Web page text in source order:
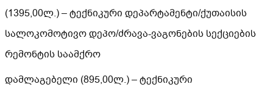
(1395,00ლ.) – ტექნიკური დეპარტამენტი/ქუთაისის
სალოკომოტივო დეპო/ძრავა-ვაგონების სექციების
რემონტის საამქრო
დამლაგებელი (895,00ლ.) – ტექნიკური